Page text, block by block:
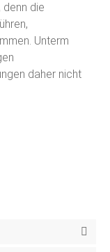
die
Unterm
daher nicht